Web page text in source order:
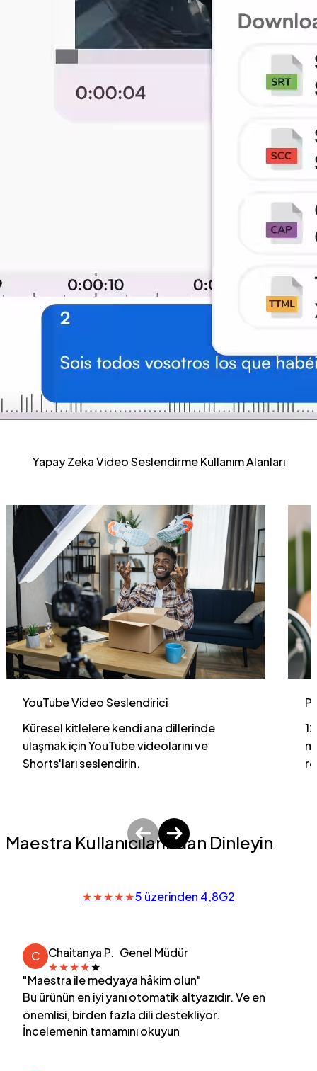
Yapay Zeka Video Seslendirme Kullanım Alanları
YouTube Video Seslendirici
Küresel kitlelere kendi ana dillerinde
ulaşmak için YouTube videolarını ve
Shorts'ları seslendirin.
Maestra Kullanıcılarından Dinleyin
★★★★★5 üzerinden 4,8G2
C Chaitanya P. Genel Müdür
★★★★★
"Maestra ile medyaya hâkim olun"
Bu ürünün en iyi yanı otomatik altyazıdır. Ve en
önemlisi, birden fazla dili destekliyor.
İncelemenin tamamını okuyun